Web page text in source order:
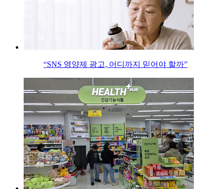
“SNS 영양제 광고, 어디까지 믿어야 할까”